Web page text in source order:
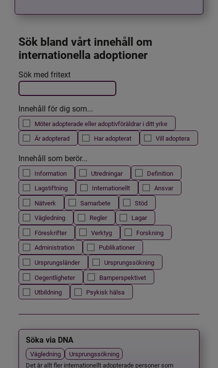
Sök bland vårt innehåll om
internationella adoptioner
Filtrera resultatet
Det här formuläret postas automatiskt
Sök med fritext
Innehåll för dig som...
Möter adopterade eller adoptivföräldrar i ditt yrke
Är adopterad
Har adopterat Vill adoptera
Innehåll som berör...
Information Utredningar
Definition
Lagstiftning
Internationellt
Ansvar
Nätverk
Samarbete
Stöd
Vägledning
Regler
Lagar
Föreskrifter
Verktyg
Forskning
Administration
Publikationer
Ursprungsländer
Ursprungssökning
Oegentligheter
Barnperspektivet
Utbildning
Psykisk hälsa
Söka via DNA
Vägledning
Ursprungssökning
Det är allt fler internationellt adopterade personer som